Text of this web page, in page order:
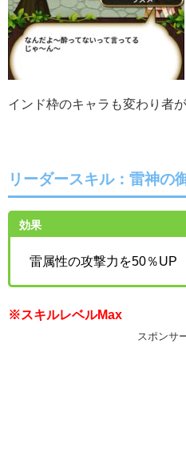
インド枠のキャラも変わり者
リーダースキル：雷神の
効果
雷属性の攻撃力を50％UP
※スキルレベルMax
スポンサ